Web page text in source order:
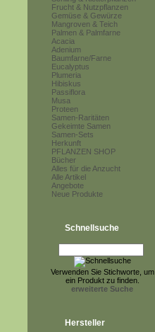
Frucht & Nutzpflanzen
Gemüse & Gewürze
Mangroven & Teich
Palmen & Palmfarne
Acacia
Adenium
Baumfarne/Farne
Eucalyptus
Plumeria
Hibiskus
Passiflora
Musa
Proteen
Samen-Raritäten
Gekeimte Samen
Samen-Sets
Herkunft
PFLANZEN SHOP
Bücher
Alles für die Anzucht
Alle Artikel
Angebote
Neue Produkte
Schnellsuche
Verwenden Sie Stichworte, um
ein Produkt zu finden.
erweiterte Suche
Hersteller